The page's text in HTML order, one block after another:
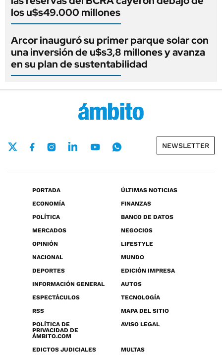
los u$s49.000 millones
Arcor inauguró su primer parque solar con
una inversión de u$s3,8 millones y avanza
en su plan de sustentabilidad
NEWSLETTER
PORTADA
ÚLTIMAS NOTICIAS
ECONOMÍA
FINANZAS
POLÍTICA
BANCO DE DATOS
MERCADOS
NEGOCIOS
OPINIÓN
LIFESTYLE
NACIONAL
MUNDO
DEPORTES
EDICIÓN IMPRESA
INFORMACIÓN GENERAL
AUTOS
ESPECTÁCULOS
TECNOLOGÍA
RSS
MAPA DEL SITIO
POLÍTICA DE
PRIVACIDAD DE
ÁMBITO.COM
AVISO LEGAL
EDICTOS JUDICIALES MULTAS